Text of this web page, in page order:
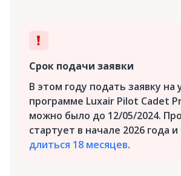
Срок подачи заявки
В этом году подать заявку на
программе Luxair Pilot Cadet
можно было до 12/05/2024.
стартует в начале 2026 года и
длиться 18 месяцев.